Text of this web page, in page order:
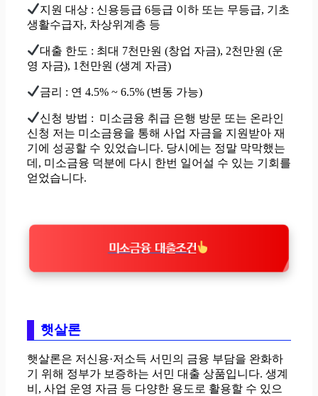
지원 대상 : 신용등급 6등급 이하 또는 무등급, 기초
생활수급자, 차상위계층 등
대출 한도 : 최대 7천만원 (창업 자금), 2천만원 (운
영 자금), 1천만원 (생계 자금)
금리 : 연 4.5% ~ 6.5% (변동 가능)
신청 방법 : 미소금융 취급 은행 방문 또는 온라인
신청 저는 미소금융을 통해 사업 자금을 지원받아 재
기에 성공할 수 있었습니다. 당시에는 정말 막막했는
데, 미소금융 덕분에 다시 한번 일어설 수 있는 기회를
얻었습니다.
미소금융 대출조건
햇살론
햇살론은 저신용·저소득 서민의 금융 부담을 완화하
기 위해 정부가 보증하는 서민 대출 상품입니다. 생계
비, 사업 운영 자금 등 다양한 용도로 활용할 수 있으